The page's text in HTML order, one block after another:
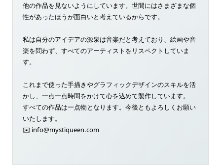
他の作品を見ないようにしています。世間にはさまざまな個
性があったほうが面白いと考えているからです。
私は自分のアイデアの源泉は音楽だと考えており、絵画や音
楽を問わず、すべてのアーティストをリスペクトしていま
す。
これまで使った手描きやグラフィックデザインのスキルを活
かし、一点一点時間をかけて心を込めて製作しています。
すべての作品は一点物となります。今後ともよろしくお願い
いたします。
✉️ info@mystiqueen.com